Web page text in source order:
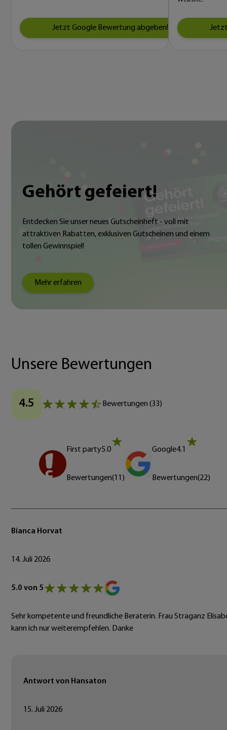
Jetzt Google Bewertung abgeben!
Gehört gefeiert!
Entdecken Sie unser neues Gutscheinheft - voll mit
attraktiven Rabatten, exklusiven Gutscheinen und einem
tollen Gewinnspiel!
Mehr erfahren
Unsere Bewertungen
4.5 Bewertungen (33)
First party5.0
Bewertungen(11 )
Google4.1
Bewertungen(22)
Bianca Horvat
14. Juli 2026
5.0 von 5
Sehr kompetente und freundliche Beraterin. Frau Straganz
kann ich nur weiterempfehlen. Danke
Antwort von Hansaton
15. Juli 2026